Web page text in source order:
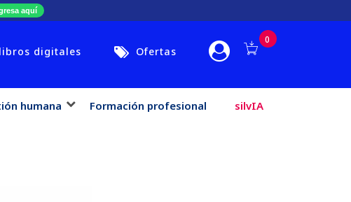
aquí
digitales Ofertas
0
humana Formación profesional silvIA